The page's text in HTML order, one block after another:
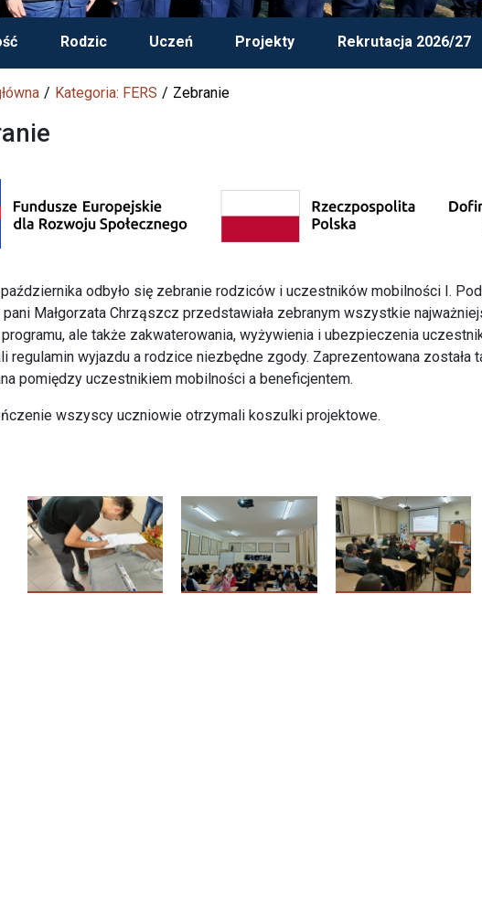
Rodzic Uczeń Projekty Rekrutacja 2026/27
Kategoria: FERS Zebranie
odbyło się zebranie rodziców i uczestników mobilności I.
pani Małgorzata Chrząszcz przedstawiała zebranym wszystkie
ale także zakwaterowania, wyżywienia i ubezpieczenia
regulamin wyjazdu a rodzice niezbędne zgody. Zaprezentowana została
pomiędzy uczestnikiem mobilności a beneficjentem.
wszyscy uczniowie otrzymali koszulki projektowe.